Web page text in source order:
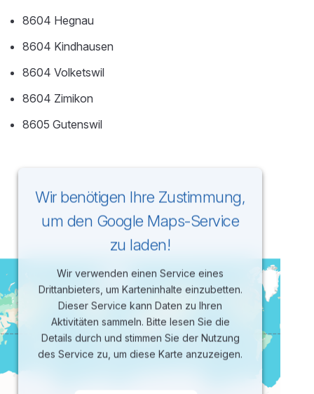
8604 Hegnau
8604 Kindhausen
8604 Volketswil
8604 Zimikon
8605 Gutenswil
Wir benötigen Ihre Zustimmung,
um den Google Maps-Service
zu laden!
Wir verwenden einen Service eines
Drittanbieters, um Karteninhalte einzubetten.
Dieser Service kann Daten zu Ihren
Aktivitäten sammeln. Bitte lesen Sie die
Details durch und stimmen Sie der Nutzung
des Service zu, um diese Karte anzuzeigen.